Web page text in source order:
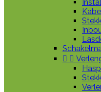
 